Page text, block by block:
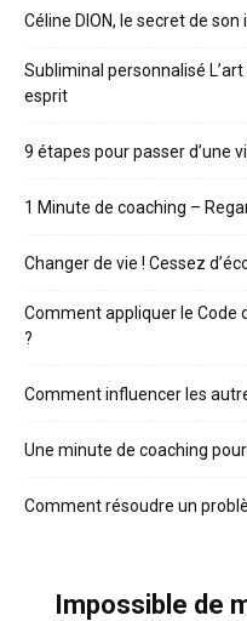
Céline DION, le secret de
Subliminal personnalisé
esprit
9 étapes pour passer d’une
1 Minute de coaching –
Changer de vie ! Cessez
Comment appliquer le Code
?
Comment influencer les
Une minute de coaching
Comment résoudre un
Impossible de